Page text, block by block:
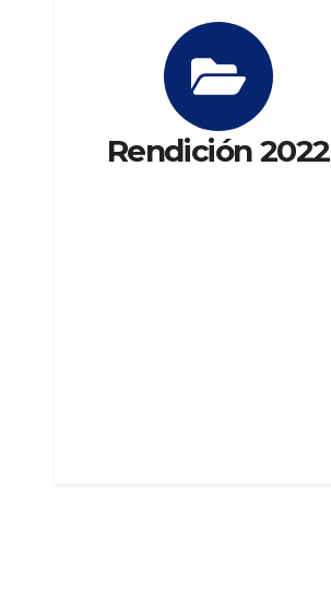
Rendición 2022